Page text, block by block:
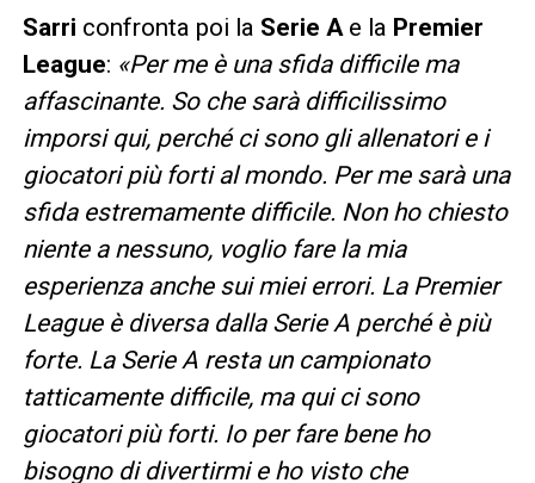
Sarri confronta poi la Serie Ae la Premier
League: «Per me è una sfida difficile ma
affascinante. So che sarà difficilissimo
imporsi qui, perché ci sono gli allenatori e i
giocatori più forti al mondo. Per me sarà una
sfida estremamente difficile. Non ho chiesto
niente a nessuno, voglio fare la mia
esperienza anche sui miei errori. La Premier
League è diversa dalla Serie A perché è più
forte. La Serie A resta un campionato
tatticamente difficile, ma qui ci sono
giocatori più forti. Io per fare bene ho
bisogno di divertirmi e ho visto che